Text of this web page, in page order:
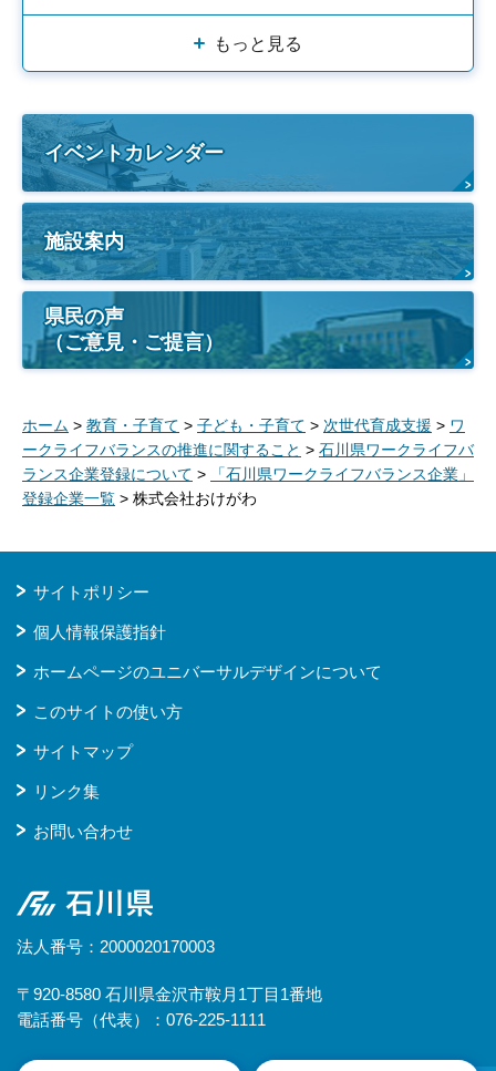
もっと見る
イベントカレンダー
施設案内
県民の声
（ご意見・ご提言）
ホーム > 教育・子育て > 子ども・子育て > 次世代育成支援 > ワ
ークライフバランスの推進に関すること > 石川県ワークライフバ
ランス企業登録について >
「石川県ワークライフバランス企業」
登録企業一覧 > 株式会社おけがわ
サイトポリシー
個人情報保護指針
ホームページのユニバーサルデザインについて
このサイトの使い方
サイトマップ
リンク集
お問い合わせ
石川県
法人番号：2000020170003
〒920-8580 石川県金沢市鞍月1丁目1番地
電話番号（代表）：076-225-1111